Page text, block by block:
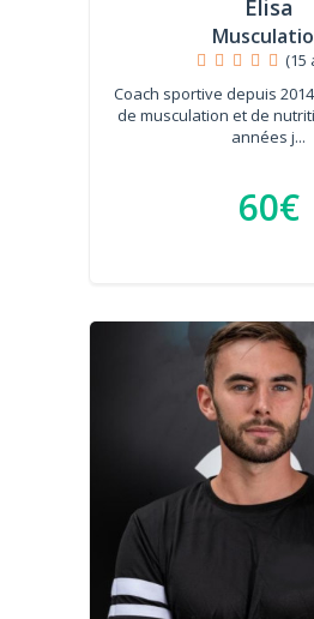
Elisa
(15
Coach sportive depuis
de musculation et de
années j...
60€